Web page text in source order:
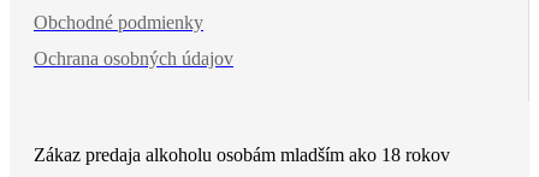
Obchodné podmienky
Ochrana osobných údajov
Zákaz predaja alkoholu osobám mladším ako 18 rokov